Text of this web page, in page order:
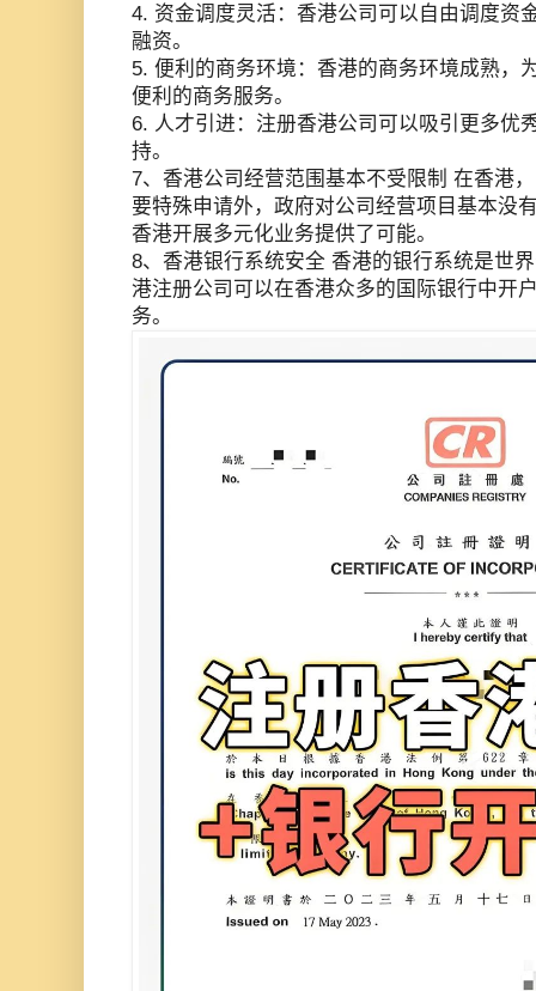
4. 资金调度灵活：香港公司可以自由调度资
融资。
5. 便利的商务环境：香港的商务环境成熟，
便利的商务服务。
6. 人才引进：注册香港公司可以吸引更多优
持。
7、香港公司经营范围基本不受限制 在香港
要特殊申请外，政府对公司经营项目基本没
香港开展多元化业务提供了可能。
8、香港银行系统安全 香港的银行系统是世
港注册公司可以在香港众多的国际银行中开
务。